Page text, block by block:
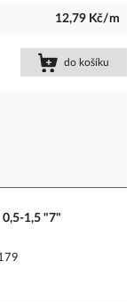
12,79 Kč/m
do košíku
0,5-1,5 "7"